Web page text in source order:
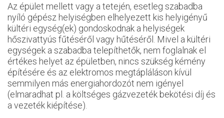
Az épület mellett vagy a tetején, esetleg szabadba
nyíló gépész helyiségben elhelyezett kis helyigényű
kültéri egység(ek) gondoskodnak a helyiségek
hőszivattyús fűtéséről vagy hűtéséről. Mivel a kültéri
egységek a szabadba telepíthetők, nem foglalnak el
értékes helyet az épületben, nincs szükség kémény
építésére és az elektromos megtápláláson kívül
semmilyen más energiahordozót nem igényel
(elmaradhat pl. a költséges gázvezeték bekötési díj és
a vezeték kiépítése).